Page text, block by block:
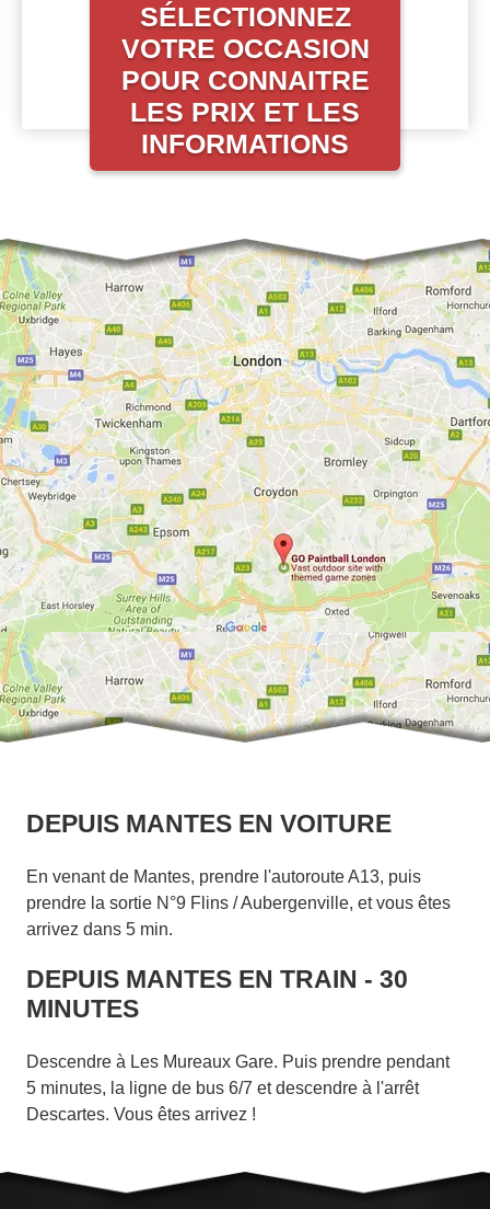
SÉLECTIONNEZ
VOTRE OCCASION
POUR CONNAITRE
LES PRIX ET LES
INFORMATIONS
DEPUIS MANTES EN VOITURE
En venant de Mantes, prendre l'autoroute A13, puis
prendre la sortie N°9 Flins / Aubergenville, et vous êtes
arrivez dans 5 min.
DEPUIS MANTES EN TRAIN - 30
MINUTES
Descendre à Les Mureaux Gare. Puis prendre pendant
5 minutes, la ligne de bus 6/7 et descendre à l'arrêt
Descartes. Vous êtes arrivez !